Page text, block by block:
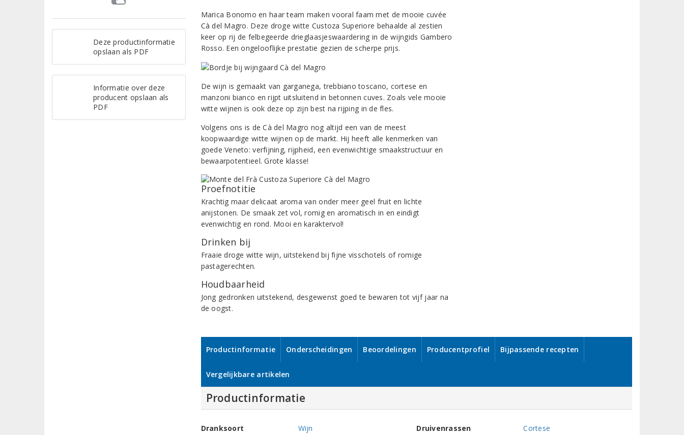
Deze productinformatie
opslaan als PDF
Informatie over deze
producent opslaan als
PDF
Marica Bonomo en haar team maken vooral faam met de mooie cuvée
Cà del Magro. Deze droge witte Custoza Superiore behaalde al zestien
keer op rij de felbegeerde drieglaasjeswaardering in de wijngids Gambero
Rosso. Een ongelooflijke prestatie gezien de scherpe prijs.
De wijn is gemaakt van garganega, trebbiano toscano, cortese en
manzoni bianco en rijpt uitsluitend in betonnen cuves. Zoals vele mooie
witte wijnen is ook deze op zijn best na rijping in de fles.
Volgens ons is de Cà del Magro nog altijd een van de meest
koopwaardige witte wijnen op de markt. Hij heeft alle kenmerken van
goede Veneto: verfijning, rijpheid, een evenwichtige smaakstructuur en
bewaarpotentieel. Grote klasse!
Proefnotitie
Krachtig maar delicaat aroma van onder meer geel fruit en lichte
anijstonen. De smaak zet vol, romig en aromatisch in en eindigt
evenwichtig en rond. Mooi en karaktervol!
Drinken bij
Fraaie droge witte wijn, uitstekend bij fijne visschotels of romige
pastagerechten.
Houdbaarheid
Jong gedronken uitstekend, desgewenst goed te bewaren tot vijf jaar na
de oogst.
Productinformatie Onderscheidingen Beoordelingen Producentprofiel Bijpassende recepten
Vergelijkbare artikelen
Productinformatie
Dranksoort
Wijn
Druivenrassen
Cortese